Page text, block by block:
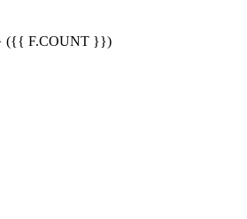
({{ F.COUNT }})